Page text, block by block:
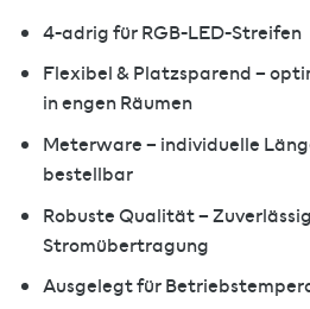
4-adrig für RGB-LED-Streifen
Flexibel & Platzsparend –
in engen Räumen
Meterware – individuelle
bestellbar
Robuste Qualität –
Stromübertragung
Ausgelegt für